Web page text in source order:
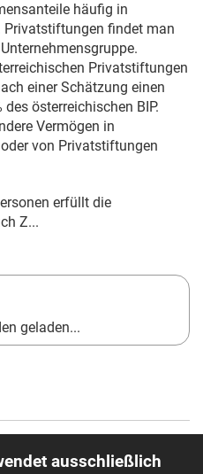
häufig in
findet man
Privatstiftungen
einer Schätzung einen
österreichischen BIP.
Vermögen in
von Privatstiftungen
erfüllt die
Z...
geladen...
ausschließlich